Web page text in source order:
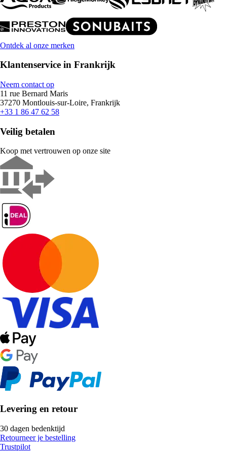
Ontdek al onze merken
Klantenservice in Frankrijk
Neem contact op
11 rue Bernard Maris
37270 Montlouis-sur-Loire, Frankrijk
+33 1 86 47 62 58
Veilig betalen
Koop met vertrouwen op onze site
Levering en retour
30 dagen bedenktijd
Retourneer je bestelling
Trustpilot